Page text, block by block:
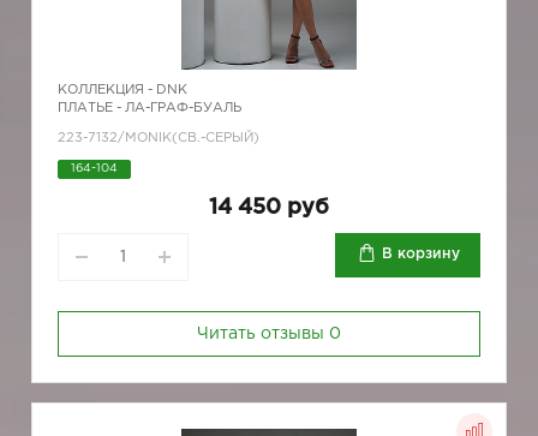
КОЛЛЕКЦИЯ - DNK
ПЛАТЬЕ - ЛА-ГРАФ-БУАЛЬ
223-7132/MONIK(СВ.-СЕРЫЙ)
164-104
14 450 руб
В корзину
Читать отзывы 0